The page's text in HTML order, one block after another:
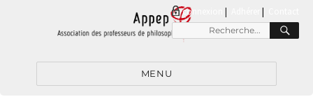
connexion |
MENU